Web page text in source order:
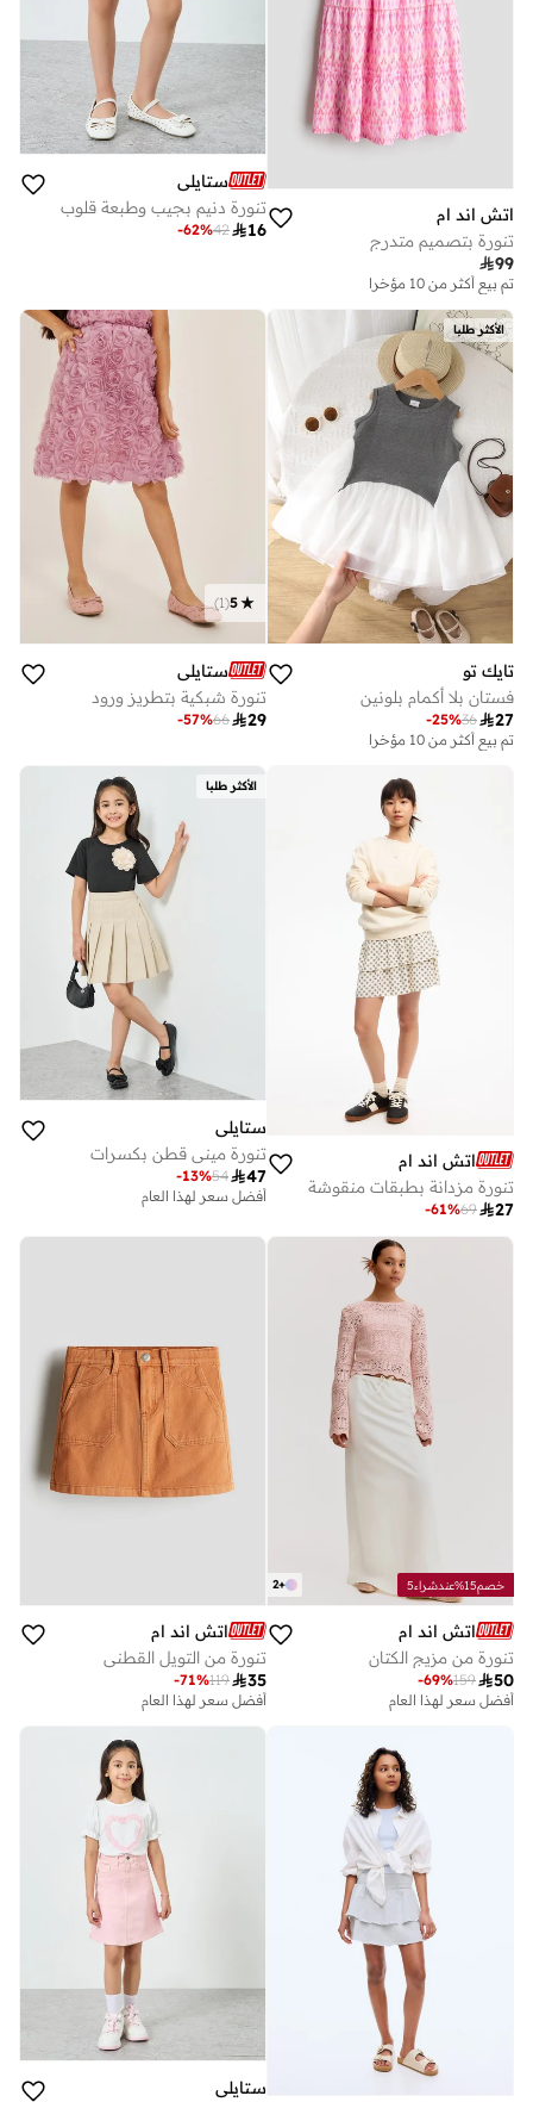
اتش اند ام
تنورة بتصميم متدرج
99
تم بيع أكثر من 10 مؤخرا
ستايلي
تنورة دنيم بجيب وطبعة قلوب
16
42
-62%
الأكثر طلبا
تايك تو
فستان بلا أكمام بلونين
27
36
-25%
تم بيع أكثر من 10 مؤخرا
5
(
1
)
ستايلي
تنورة شبكية بتطريز ورود
29
66
-57%
اتش اند ام
تنورة مزدانة بطبقات منقوشة
27
69
-61%
الأكثر طلبا
ستايلي
تنورة ميني قطن بكسرات
47
54
-13%
أفضل سعر لهذا العام
+
2 خصم15%عندشراء5
اتش اند ام
تنورة من مزيج الكتان
50
159
-69%
أفضل سعر لهذا العام
اتش اند ام
تنورة من التويل القطني
35
119
-71%
أفضل سعر لهذا العام
ستايلي